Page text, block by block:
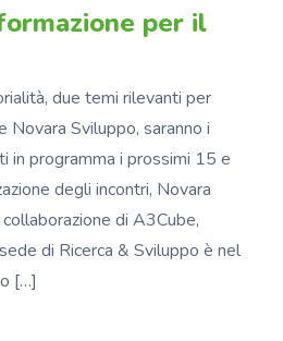
per il
due temi rilevanti per
Novara Sviluppo, saranno i
in programma i prossimi 15 e
degli incontri, Novara
di A3Cube,
di Ricerca & Sviluppo è nel
[…]